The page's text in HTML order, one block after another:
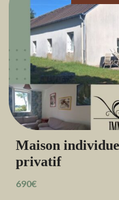
Maison
privatif
690€